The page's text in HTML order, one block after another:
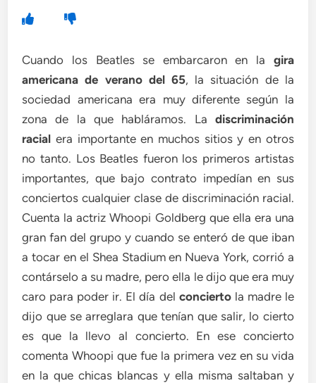
Cuando los Beatles se embarcaron en la gira
americana de verano del 65, la situación de la
sociedad americana era muy diferente según la
zona de la que habláramos. La discriminación
racial era importante en muchos sitios y en otros
no tanto. Los Beatles fueron los primeros artistas
importantes, que bajo contrato impedían en sus
conciertos cualquier clase de discriminación racial.
Cuenta la actriz Whoopi Goldberg que ella era una
gran fan del grupo y cuando se enteró de que iban
a tocar en el Shea Stadium en Nueva York, corrió a
contárselo a su madre, pero ella le dijo que era muy
caro para poder ir. El día del conciertola madre le
dijo que se arreglara que tenían que salir, lo cierto
es que la llevo al concierto. En ese concierto
comenta Whoopi que fue la primera vez en su vida
en la que chicas blancas y ella misma saltaban y